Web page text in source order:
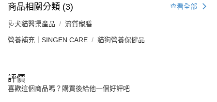
商品相關分類 (3) 查看全部
🩺犬貓醫渠產品 流質寵膳
營養補充｜SINGEN CARE 貓狗營養保健品
評價
喜歡這個商品嗎？購買後給他一個好評吧